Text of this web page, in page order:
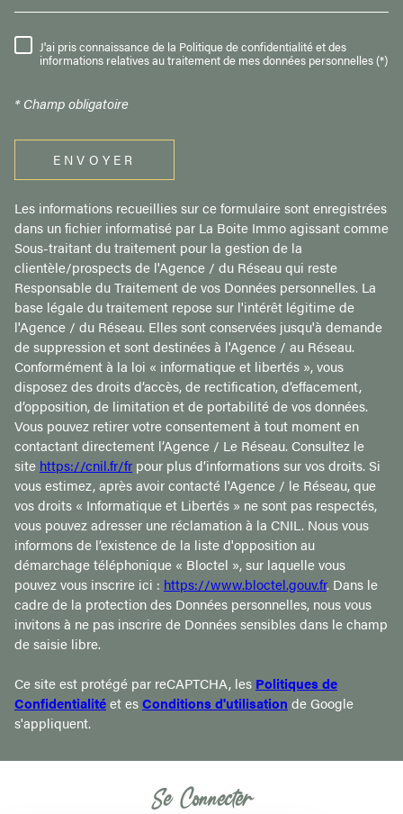
RÈGLEMENTATION
J'ai pris connaissance de la Politique de confidentialité et des
informations relatives au traitement de mes données personnelles (*)
* Champ obligatoire
ENVOYER
Les informations recueillies sur ce formulaire sont enregistrées
dans un fichier informatisé par La Boite Immo agissant comme
Sous-traitant du traitement pour la gestion de la
clientèle/prospects de l'Agence / du Réseau qui reste
Responsable du Traitement de vos Données personnelles. La
base légale du traitement repose sur l'intérêt légitime de
l'Agence / du Réseau. Elles sont conservées jusqu'à demande
de suppression et sont destinées à l'Agence / au Réseau.
Conformément à la loi « informatique et libertés », vous
disposez des droits d’accès, de rectification, d’effacement,
d’opposition, de limitation et de portabilité de vos données.
Vous pouvez retirer votre consentement à tout moment en
contactant directement l’Agence / Le Réseau. Consultez le
site https://cnil.fr/fr pour plus d’informations sur vos droits. Si
vous estimez, après avoir contacté l'Agence / le Réseau, que
vos droits « Informatique et Libertés » ne sont pas respectés,
vous pouvez adresser une réclamation à la CNIL. Nous vous
informons de l’existence de la liste d'opposition au
démarchage téléphonique « Bloctel », sur laquelle vous
pouvez vous inscrire ici : https://www.bloctel.gouv.fr. Dans le
cadre de la protection des Données personnelles, nous vous
invitons à ne pas inscrire de Données sensibles dans le champ
de saisie libre.
Ce site est protégé par reCAPTCHA, les Politiques de
Confidentialitéet esConditions d'utilisation de Google
s'appliquent.
Se Connecter